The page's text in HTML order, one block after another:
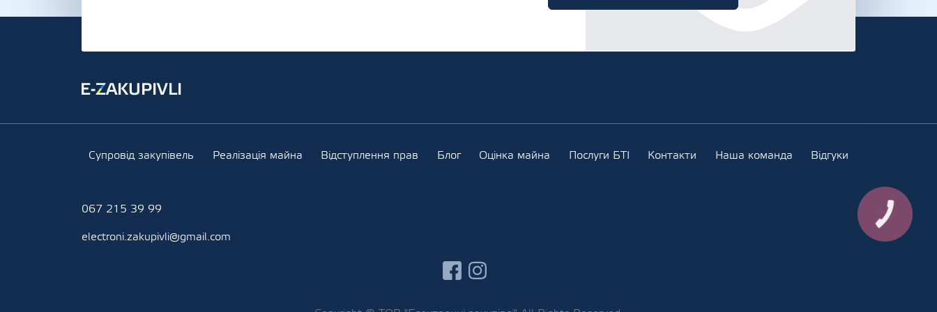
Супровід закупівель Реалізація майна Відступлення прав Блог Оцінка майна Послуги БТІ Контакти Наша команда Відгуки
067 215 39 99
electroni.zakupivli@gmail.com
facebook